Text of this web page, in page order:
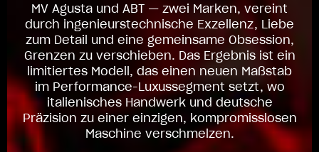
MV Agusta und ABT — zwei Marken, vereint
durch ingenieurstechnische Exzellenz, Liebe
zum Detail und eine gemeinsame Obsession,
Grenzen zu verschieben. Das Ergebnis ist ein
limitiertes Modell, das einen neuen Maßstab
im Performance-Luxussegment setzt, wo
italienisches Handwerk und deutsche
Präzision zu einer einzigen, kompromisslosen
Maschine verschmelzen.